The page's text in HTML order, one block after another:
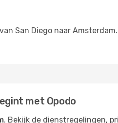
San Diego naar
met Opodo
. Bekijk de dienstregelingen,